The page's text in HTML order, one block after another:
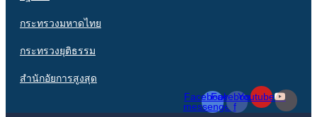
กระทรวงมหาดไทย
กระทรวงยุติธรรม
สำนักอัยการสูงสุด
Facebook-
messenger
Facebook-
f
Youtube